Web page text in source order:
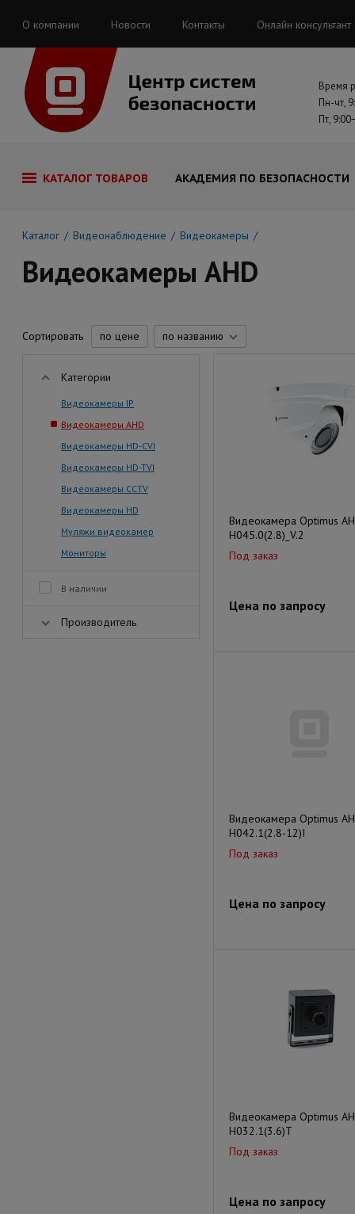
О компании Новости Контакты Онлайн консультант
Время
Пн-чт,
Пт,
КАТАЛОГ ТОВАРОВ АКАДЕМИЯ ПО БЕЗОПАСНОСТИ
Каталог Видеонаблюдение Видеокамеры
Видеокамеры AHD
Сортировать по цене по названию
Категории
Видеокамеры IP
Видеокамеры AHD
Видеокамеры HD-CVI
Видеокамеры HD-TVI
Видеокамеры CCTV
Видеокамеры HD
Муляжи видеокамер
Мониторы
В наличии
Производитель
Видеокамера Optimus
H045.0(2.8)_V.2
Под заказ
Цена по запросу
Видеокамера Optimus
H042.1(2.8-12)I
Под заказ
Цена по запросу
Видеокамера Optimus
H032.1(3.6)T
Под заказ
Цена по запросу